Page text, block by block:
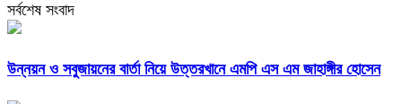
সর্বশেষ সংবাদ
উন্নয়ন ও সবুজায়নের বার্তা নিয়ে উত্তরখানে এমপি এস এম জাহাঙ্গীর হোসেন